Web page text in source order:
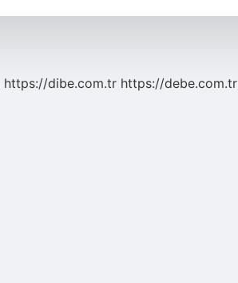
https://dibe.com.tr https://debe.com.tr